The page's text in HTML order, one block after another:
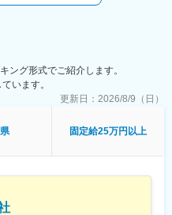
ルを決めることができます。
検査に使用する体外診断薬ま
ります。
ングで基本的な知識を学びます。
（DMR）の資格取得をしていた
ます。
ング形式でご紹介します。
います。
更新日： 2026/8/9（日）
固定給25万円以上